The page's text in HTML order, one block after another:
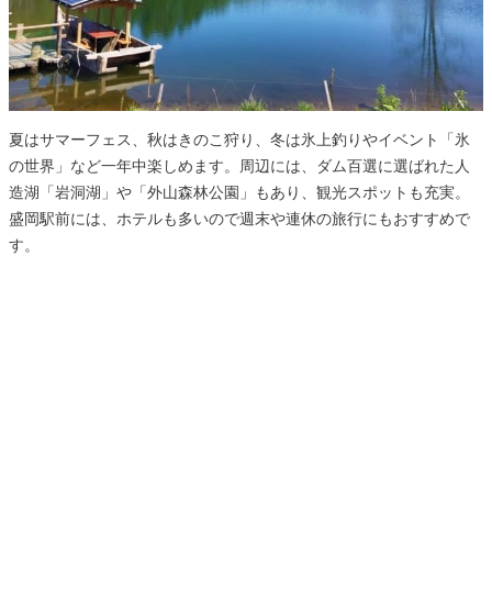
夏はサマーフェス、秋はきのこ狩り、冬は氷上釣りやイベント「氷
の世界」など一年中楽しめます。周辺には、ダム百選に選ばれた人
造湖「岩洞湖」や「外山森林公園」もあり、観光スポットも充実。
盛岡駅前には、ホテルも多いので週末や連休の旅行にもおすすめで
す。